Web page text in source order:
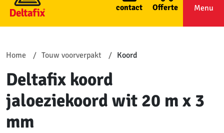
contact Offerte Menu
Home Touw voorverpakt Koord
Deltafix koord
jaloeziekoord wit 20 m x 3
mm